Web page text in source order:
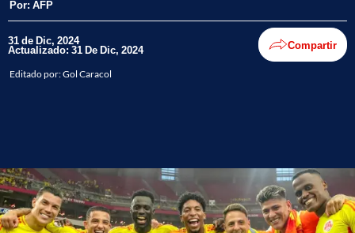
Por: AFP
31 de Dic, 2024
Actualizado: 31 De Dic, 2024 Compartir
Editado por:Gol Caracol